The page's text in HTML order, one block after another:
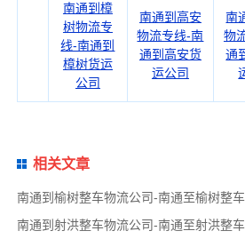
南通到樟
树物流专
线-南通到
樟树货运
公司
南通到高安
物流专线-南
通到高安货
运公司
南
物
通
相关文章
南通到榆树整车物流公司-南通至榆树整
南通到射洪整车物流公司-南通至射洪整